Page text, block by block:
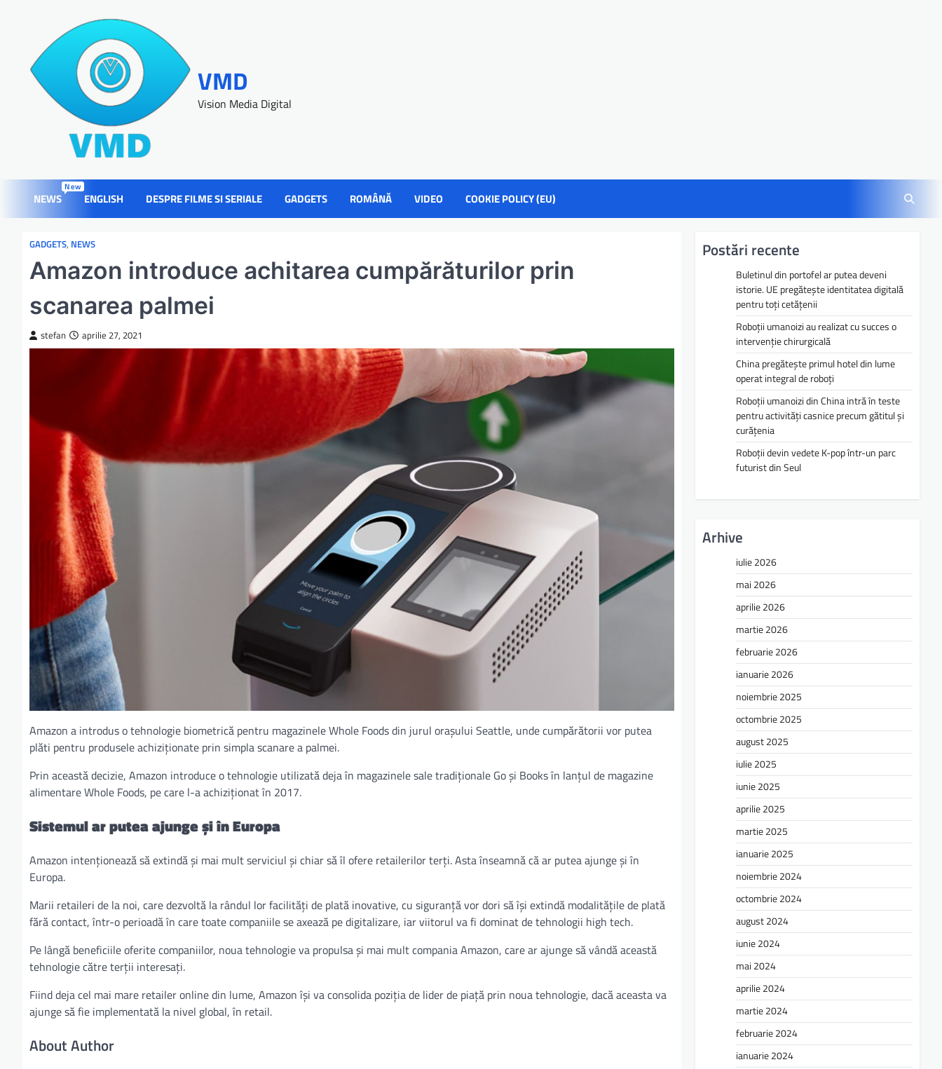
VMD
Vision Media Digital
NEWS
New
ENGLISH DESPRE FILME SI SERIALE GADGETS ROMÂNĂ VIDEO COOKIE POLICY (EU)
GADGETS, NEWS
Amazon introduce achitarea cumpărăturilor prin
scanarea palmei
stefan aprilie 27, 2021
Amazon a introdus o tehnologie biometrică pentru magazinele Whole Foods din jurul oraşului Seattle, unde cumpărătorii vor putea
plăti pentru produsele achiziţionate prin simpla scanare a palmei.
Prin această decizie, Amazon introduce o tehnologie utilizată deja în magazinele sale tradiţionale Go şi Books în lanţul de magazine
alimentare Whole Foods, pe care l-a achiziţionat în 2017.
Sistemul ar putea ajunge și în Europa
Amazon intenționează să extindă și mai mult serviciul și chiar să îl ofere retailerilor terți. Asta înseamnă că ar putea ajunge și în
Europa.
Marii retaileri de la noi, care dezvoltă la rândul lor facilități de plată inovative, cu siguranță vor dori să își extindă modalitățile de plată
fără contact, într-o perioadă în care toate companiile se axează pe digitalizare, iar viitorul va fi dominat de tehnologii high tech.
Pe lângă beneficiile oferite companiilor, noua tehnologie va propulsa și mai mult compania Amazon, care ar ajunge să vândă această
tehnologie către terții interesați.
Fiind deja cel mai mare retailer online din lume, Amazon își va consolida poziția de lider de piață prin noua tehnologie, dacă aceasta va
ajunge să fie implementată la nivel global, în retail.
About Author
Postări recente
Buletinul din portofel ar putea deveni
istorie. UE pregătește identitatea digitală
pentru toți cetățenii
Roboții umanoizi au realizat cu succes o
intervenție chirurgicală
China pregătește primul hotel din lume
operat integral de roboți
Roboții umanoizi din China intră în teste
pentru activități casnice precum gătitul și
curățenia
Roboții devin vedete K-pop într-un parc
futurist din Seul
Arhive
iulie 2026
mai 2026
aprilie 2026
martie 2026
februarie 2026
ianuarie 2026
noiembrie 2025
octombrie 2025
august 2025
iulie 2025
iunie 2025
aprilie 2025
martie 2025
ianuarie 2025
noiembrie 2024
octombrie 2024
august 2024
iunie 2024
mai 2024
aprilie 2024
martie 2024
februarie 2024
ianuarie 2024